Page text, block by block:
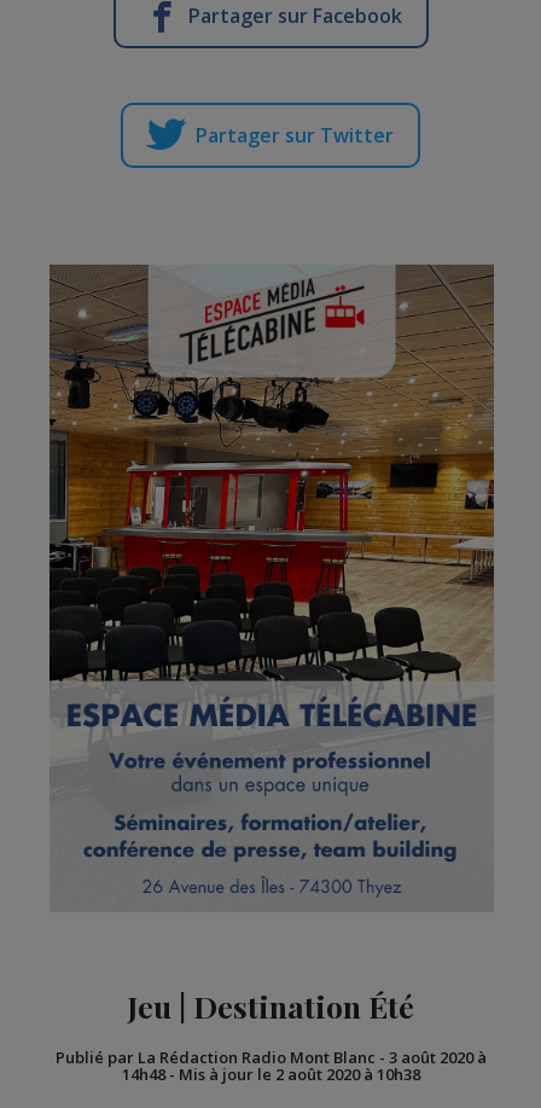
Partager sur Facebook
Partager sur Twitter
Jeu | Destination Été
Publié par La Rédaction Radio Mont Blanc - 3 août 2020 à
14h48- Mis à jour le 2 août 2020 à 10h38